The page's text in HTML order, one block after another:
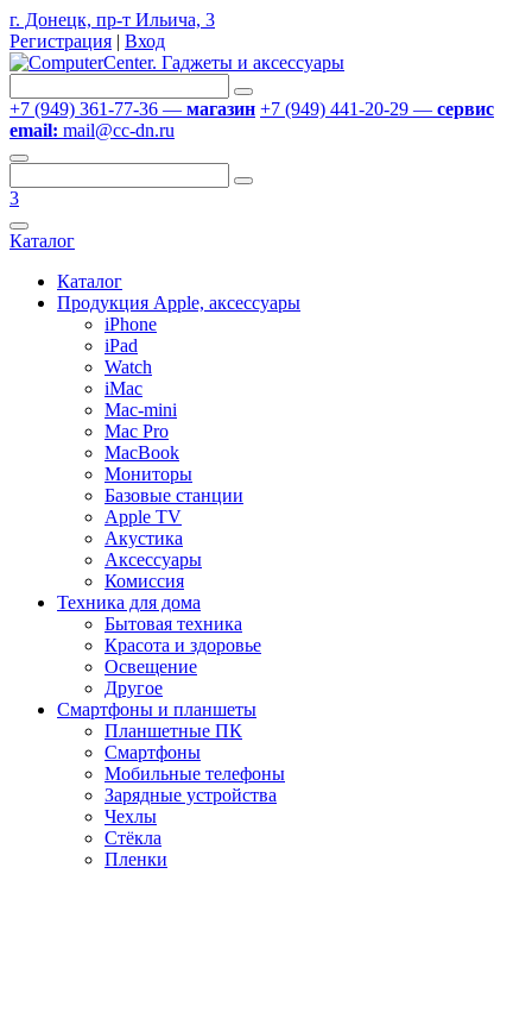
г. Донецк, пр-т Ильича, 3
Регистрация | Вход
+7 (949) 361-77-36 — магазин +7 (949) 441-20-29 — сервис
email: mail@cc-dn.ru
3
Каталог
Каталог
Продукция Apple, аксессуары
iPhone
iPad
Watch
iMac
Mac-mini
Mac Pro
MacBook
Мониторы
Базовые станции
Apple TV
Акустика
Аксессуары
Комиссия
Техника для дома
Бытовая техника
Красота и здоровье
Освещение
Другое
Смартфоны и планшеты
Планшетные ПК
Смартфоны
Мобильные телефоны
Зарядные устройства
Чехлы
Стёкла
Пленки